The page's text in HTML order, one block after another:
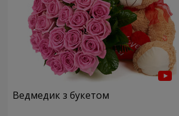
Ведмедик з букетом